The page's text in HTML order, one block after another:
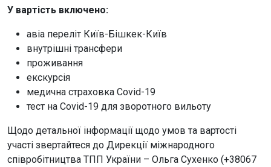
У вартість включено:
авіа переліт Київ-Бішкек-Київ
внутрішні трансфери
проживання
екскурсія
медична страховка Covid-19
тест на Covid-19 для зворотного вильоту
Щодо детальної інформації щодо умов та вартості
участі звертайтеся до Дирекції міжнародного
співробітництва ТПП України – Ольга Сухенко (+38067